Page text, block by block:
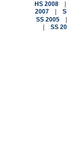
HS 2008
2007|
SS 2005
SS